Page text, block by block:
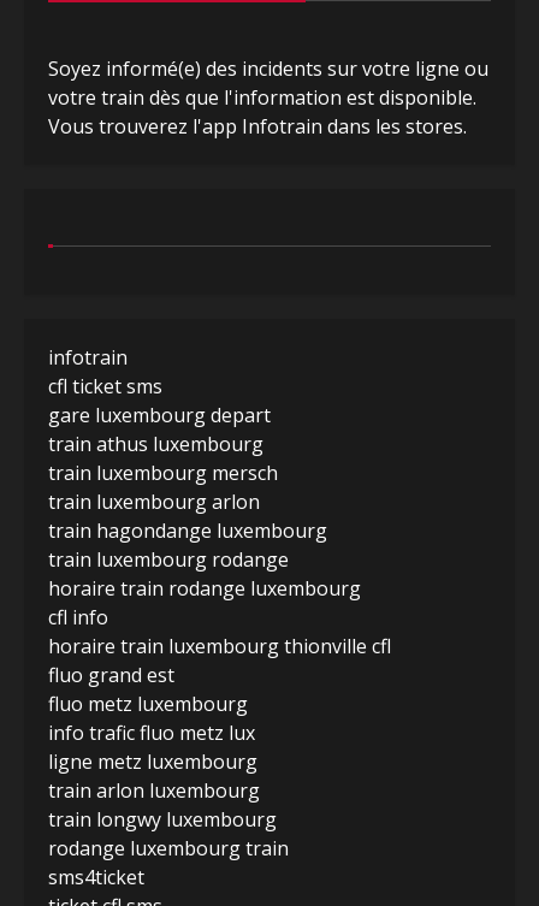
Soyez informé(e) des incidents sur votre ligne ou
votre train dès que l'information est disponible.
Vous trouverez l'app Infotrain dans les stores.
infotrain
cfl ticket sms
gare luxembourg depart
train athus luxembourg
train luxembourg mersch
train luxembourg arlon
train hagondange luxembourg
train luxembourg rodange
horaire train rodange luxembourg
cfl info
horaire train luxembourg thionville cfl
fluo grand est
fluo metz luxembourg
info trafic fluo metz lux
ligne metz luxembourg
train arlon luxembourg
train longwy luxembourg
rodange luxembourg train
sms4ticket